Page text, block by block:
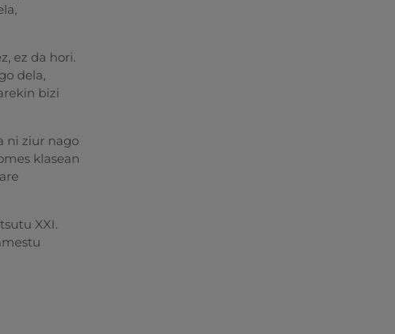
ez da hori.
dela,
bizi
ni ziur nago
klasean
XXI.